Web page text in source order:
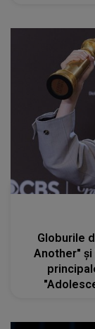
Globurile de Aur 2026:
Another"